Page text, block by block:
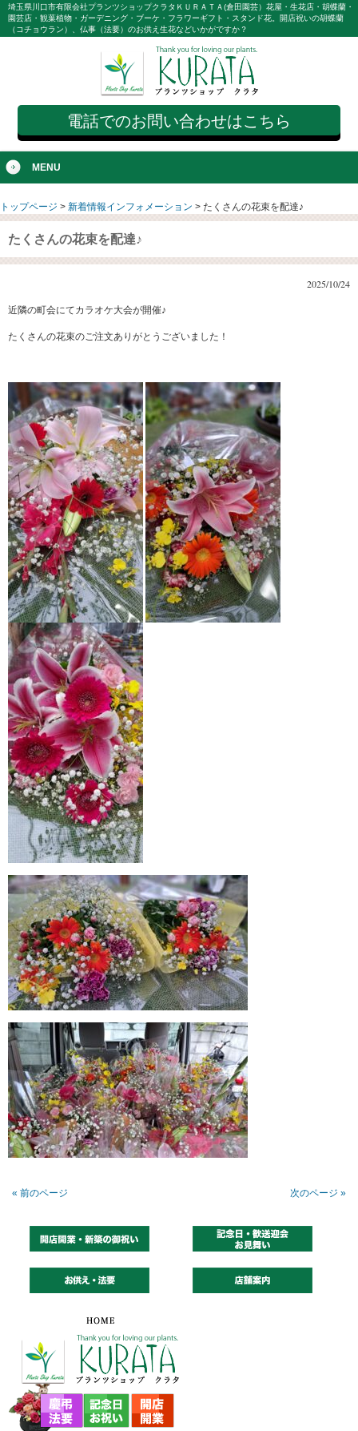
埼玉県川口市有限会社プランツショップクラタＫＵＲＡＴＡ(倉田園芸）花屋・生花店・胡蝶蘭・
園芸店・観葉植物・ガーデニング・ブーケ・フラワーギフト・スタンド花。開店祝いの胡蝶蘭
（コチョウラン）、仏事（法要）のお供え生花などいかがですか？
電話でのお問い合わせはこちら
MENU
トップページ > 新着情報インフォメーション > たくさんの花束を配達♪
たくさんの花束を配達♪
2025/10/24
近隣の町会にてカラオケ大会が開催♪
たくさんの花束のご注文ありがとうございました！
« 前のページ 次のページ »